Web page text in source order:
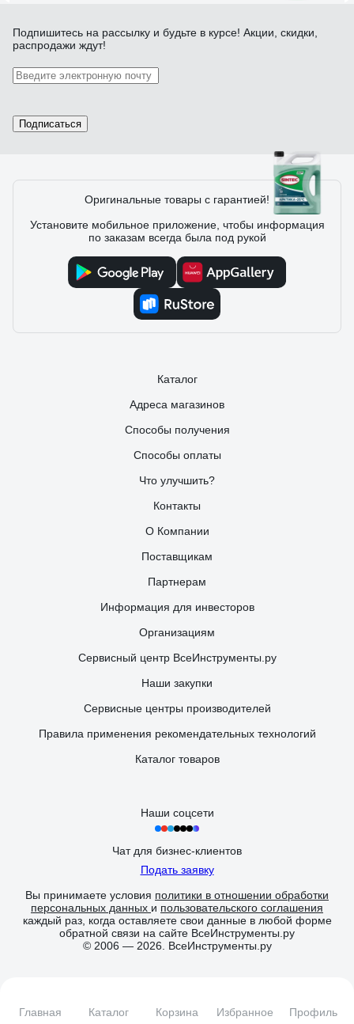
Главная Каталог Корзина Избранное Профиль
Отзыв о Летний стеклоомыватель Grass
Mosquitos Cleaner концентрат, 1 л 110103
Вячеслав Х.
Отзыв о Стеклоомыватель Sintec АРКТИКА
-25°С, 4 л 614508
1. Невысокая цена. 2. Не замерзает в -20 (проверял в
будет жидкий, но до стекла уже не добьет распылитель. 3.
Подпишитесь на рассылку и будьте в курсе! Акции, скидки,
распродажи ждут!
Подписаться
Оригинальные товары с гарантией!
Установите мобильное приложение, чтобы информация
по заказам всегда была под рукой
Каталог
Адреса магазинов
Способы получения
Способы оплаты
Что улучшить?
Контакты
О Компании
Поставщикам
Партнерам
Информация для инвесторов
Организациям
Сервисный центр ВсеИнструменты.ру
Наши закупки
Сервисные центры производителей
Правила применения рекомендательных технологий
Каталог товаров
Наши соцсети
Чат для бизнес-клиентов
Подать заявку
Вы принимаете условия политики в отношении обработки
персональных данных и пользовательского соглашения
каждый раз, когда оставляете свои данные в любой форме
обратной связи на сайте ВсеИнструменты.ру
© 2006 — 2026. ВсеИнструменты.ру